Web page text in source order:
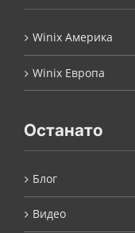
Winix Америка
Winix Европа
Останато
Блог
Видео